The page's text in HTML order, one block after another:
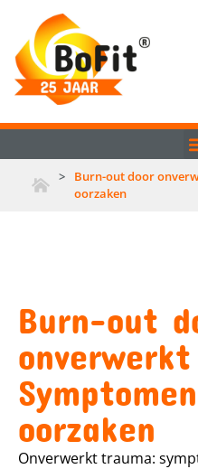
>
Burn-out door
oorzaken
Burn-out
oorzaken
Onverwerkt trauma: